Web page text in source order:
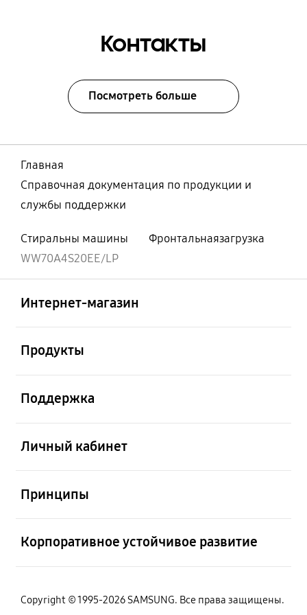
Контакты
Посмотреть больше
Главная
Справочная документация по продукции и
службы поддержки
Стиральны машины
Фронтальнаязагрузка
WW70A4S20EE/LP
Интернет-магазин
Продукты
Поддержка
Личный кабинет
Принципы
Корпоративное устойчивое развитие
Copyright © 1995-2026 SAMSUNG. Все права защищены.